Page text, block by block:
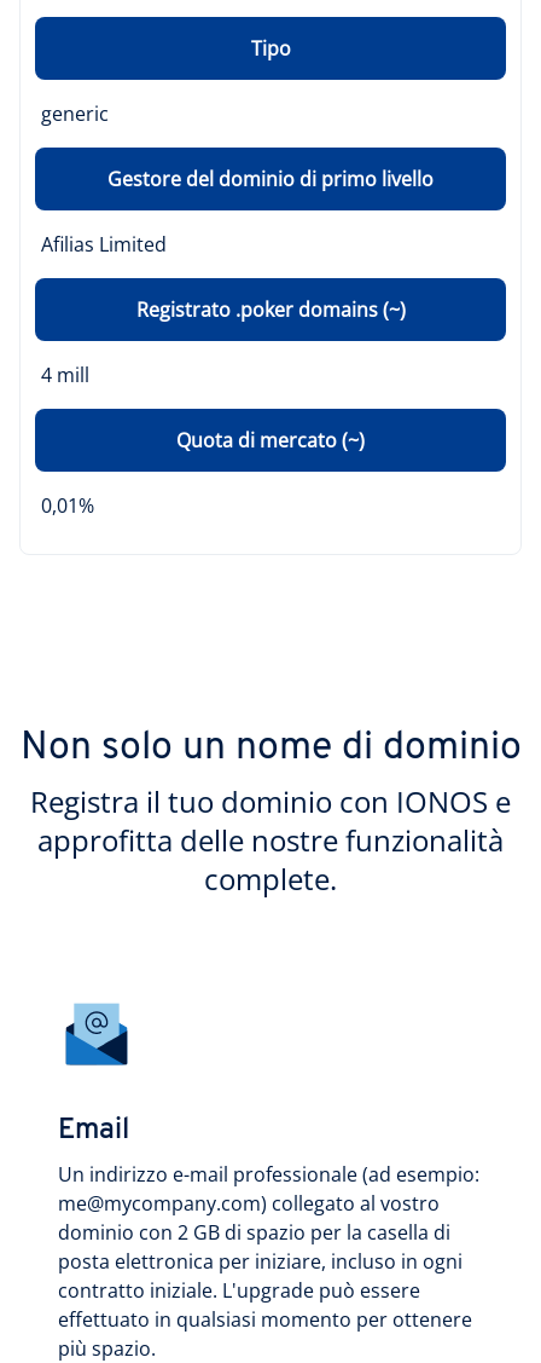
Tipo
generic
Gestore del dominio di primo livello
Afilias Limited
Registrato .poker domains (~)
4 mill
Quota di mercato (~)
0,01%
Non solo un nome di dominio
Registra il tuo dominio con IONOS e
approfitta delle nostre funzionalità
complete.
Email
Un indirizzo e-mail professionale (ad esempio:
me@mycompany.com) collegato al vostro
dominio con 2 GB di spazio per la casella di
posta elettronica per iniziare, incluso in ogni
contratto iniziale. L'upgrade può essere
effettuato in qualsiasi momento per ottenere
più spazio.